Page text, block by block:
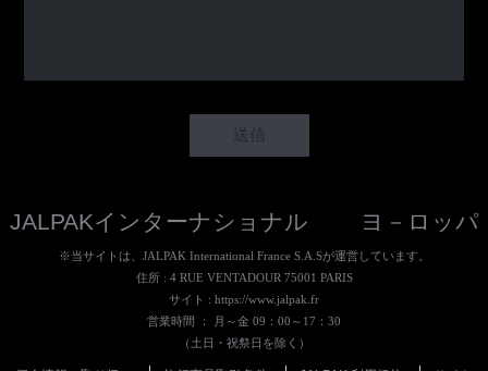
JALPAKインターナショナル ヨ－ロッパ
※当サイトは、JALPAK International France S.A.Sが運営しています。
住所 : 4 RUE VENTADOUR 75001 PARIS
サイト : https://www.jalpak.fr
営業時間 ： 月～金 09：00～17：30
（土日・祝祭日を除く）